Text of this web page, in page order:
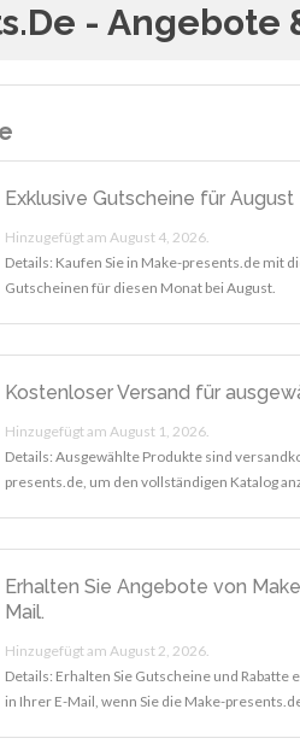
- Angebote
Exklusive Gutscheine für August
Hinzugefügt am August 4, 2026.
Details: Kaufen Sie in Make-presents.de mit
Gutscheinen für diesen Monat bei August.
Kostenloser Versand für
Hinzugefügt am August 1, 2026.
Details: Ausgewählte Produkte sind
presents.de, um den vollständigen Katalog
Erhalten Sie Angebote von
Mail.
Hinzugefügt am August 2, 2026.
Details: Erhalten Sie Gutscheine und
in Ihrer E-Mail, wenn Sie die Make-